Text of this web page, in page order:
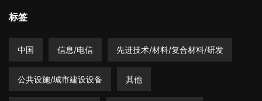
标签
中国 信息/电信 先进技术/材料/复合材料/研发
公共设施/城市建设设备 其他